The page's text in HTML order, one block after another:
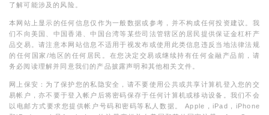
了解可能涉及的风险。
本网站上显示的任何信息仅作为一般数据或参考，并不构成任何投资建议。我
们不向美国、中国香港、中国台湾等某些司法管辖区的居民提供保证金杠杆产
品交易。请注意本网站信息不适用于视发布或使用此类信息违反当地法律法规
的任何国家/地区的任何居民。在您决定交易或继续持有任何金融产品前，请
务必阅读理解并同意我们的产品披露声明和其他相关文件。
网上保安：为了保护您的私隐安全，请不要使用公共或共享计算机登入您的交
易帐户，亦不要于登入帐户后将密码保存于任何计算机或移动设备。我们不会
以电邮方式要求您提供帐户号码和密码等私人数据。 Apple，iPad，iPhone